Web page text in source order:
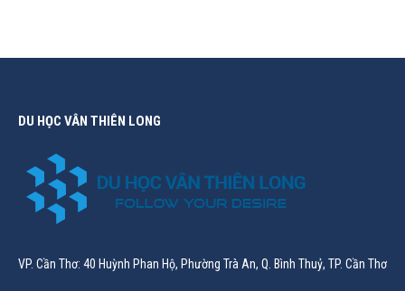
DU HỌC VÂN THIÊN LONG
VP. Cần Thơ: 40 Huỳnh Phan Hộ, Phường Trà An, Q. Bình Thuỷ, TP. Cần Thơ